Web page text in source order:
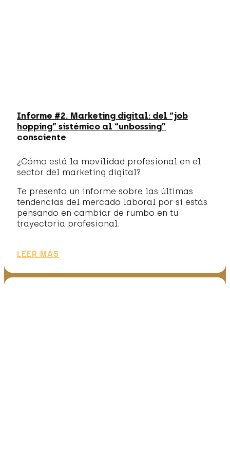
Informe #2. Marketing digital: del “job
hopping” sistémico al “unbossing”
consciente
¿Cómo está la movilidad profesional en el
sector del marketing digital?
Te presento un informe sobre las últimas
tendencias del mercado laboral por si estás
pensando en cambiar de rumbo en tu
trayectoria profesional.
LEER MÁS